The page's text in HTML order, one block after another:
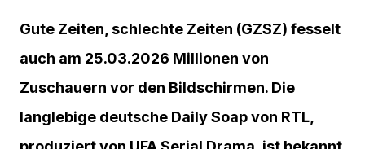
Gute Zeiten, schlechte Zeiten (GZSZ) fesselt
auch am 25.03.2026 Millionen von
Zuschauern vor den Bildschirmen. Die
langlebige deutsche Daily Soap von RTL,